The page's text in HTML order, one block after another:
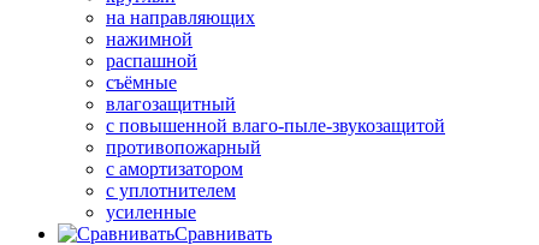
на направляющих
нажимной
распашной
съёмные
влагозащитный
с повышенной влаго-пыле-звукозащитой
противопожарный
с амортизатором
с уплотнителем
усиленные
Сравнивать